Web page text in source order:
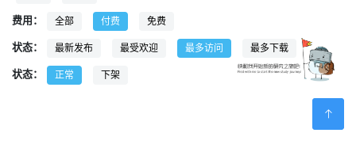
费用： 全部 付费 免费
状态： 最新发布 最受欢迎 最多访问 最多下载
状态： 正常 下架